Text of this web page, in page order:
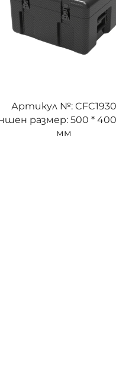
Артикул №: CFC1930
размер: 500 *
мм